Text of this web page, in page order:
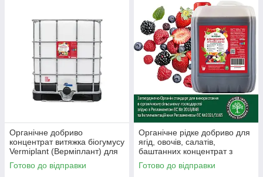
Органічне добриво
концентрат витяжка біогумусу
Vermiplant (Верміплант) для
плодово-ягідних культур 1
куб.
Готово до відправки
Органічне рідке добриво для
ягід, овочів, салатів,
баштанних концентрат з
біогумусу Vermiplant
(Верміплант) 5 л.
Готово до відправки